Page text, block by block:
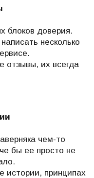
блоков доверия.
несколько
отзывы, их всегда
чем-то
бы ее просто не
истории, принципах